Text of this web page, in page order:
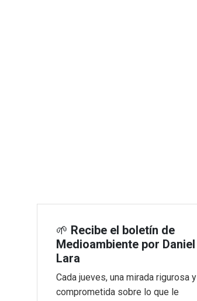
🌱 Recibe el boletín de
Medioambiente por Daniel
Lara
Cada jueves, una mirada rigurosa y
comprometida sobre lo que le